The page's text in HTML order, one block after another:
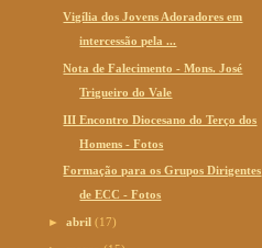
Vigília dos Jovens Adoradores em
intercessão pela ...
Nota de Falecimento - Mons. José
Trigueiro do Vale
III Encontro Diocesano do Terço dos
Homens - Fotos
Formação para os Grupos Dirigentes
de ECC - Fotos
►abril(17)